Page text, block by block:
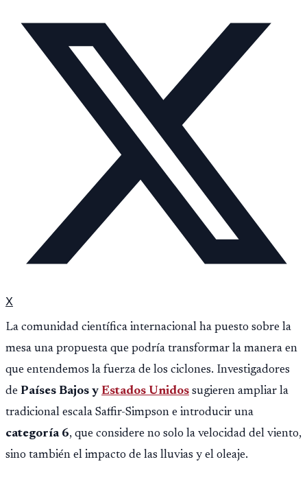
X
La comunidad científica internacional ha puesto sobre la
mesa una propuesta que podría transformar la manera en
que entendemos la fuerza de los ciclones. Investigadores
de Países Bajos y Estados Unidos sugieren ampliar la
tradicional escala Saffir-Simpson e introducir una
categoría 6, que considere no solo la velocidad del viento,
sino también el impacto de las lluvias y el oleaje.